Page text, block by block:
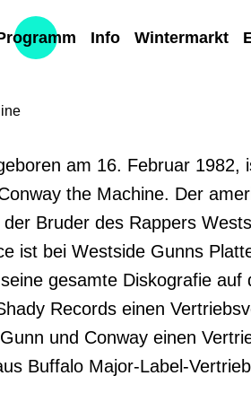
Info Wintermarkt
am 16. Februar 1982,
the Machine. Der
Bruder des Rappers
ist bei Westside Gunns
gesamte Diskografie
Records einen
und Conway einen
Buffalo Major-Label-